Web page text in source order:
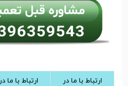
ارتباط با ما در
ارتباط با ما در